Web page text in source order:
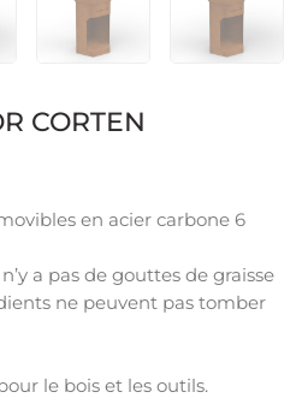
CORTEN
en acier carbone 6
a pas de gouttes de graisse
ne peuvent pas tomber
le bois et les outils.